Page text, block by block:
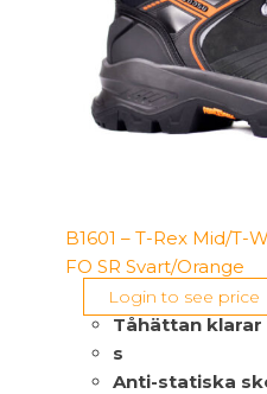
B1601 – T-Rex Mid/T-
FO SR Svart/Orange
Login to see price
Tåhättan klarar
s
Anti-statiska